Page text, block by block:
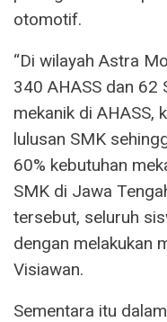
otomotif.
“Di wilayah Astra
340 AHASS dan 62
mekanik di AHASS,
lulusan SMK
60% kebutuhan
SMK di Jawa
tersebut, seluruh
dengan melakukan
Visiawan.
Sementara itu